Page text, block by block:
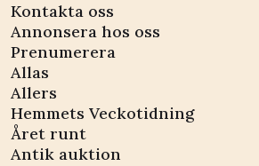
Kontakta oss
Annonsera hos oss
Prenumerera
Allas
Allers
Hemmets Veckotidning
Året runt
Antik auktion